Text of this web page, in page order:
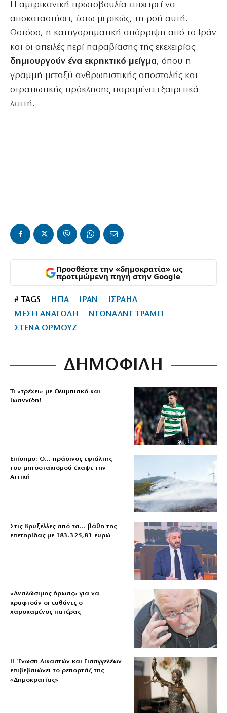
Η αμερικανική πρωτοβουλία επιχειρεί να
αποκαταστήσει, έστω μερικώς, τη ροή αυτή.
Ωστόσο, η κατηγορηματική απόρριψη από το Ιράν
και οι απειλές περί παραβίασης της εκεχειρίας
δημιουργούν ένα εκρηκτικό μείγμα, όπου η
γραμμή μεταξύ ανθρωπιστικής αποστολής και
στρατιωτικής πρόκλησης παραμένει εξαιρετικά
λεπτή.
Προσθέστε την «δημοκρατία» ως
προτιμώμενη πηγή στην Google
# TAGS ΗΠΑ ΙΡΑΝ
ΙΣΡΑΗΛ
ΜΕΣΗ ΑΝΑΤΟΛΗ
ΝΤΟΝΑΛΝΤ ΤΡΑΜΠ
ΣΤΕΝΑ ΟΡΜΟΥΖ
ΔΗΜΟΦΙΛΗ
Τι «τρέχει» με Ολυμπιακό και
Ιωαννίδη!
Επίσημο: Ο… πράσινος εφιάλτης
του μητσοτακισμού έκαψε την
Αττική
Στις Βρυξέλλες από τα… βάθη της
επετηρίδας με 183.325,83 ευρώ
«Aναλώσιμος ήρωας» για να
κρυφτούν οι ευθύνες ο
χαροκαμένος πατέρας
Η Ένωση Δικαστών και Εισαγγελέων
επιβεβαιώνει το ρεπορτάζ της
«Δημοκρατίας»